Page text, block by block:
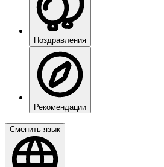
Поздравления
Рекомендации
Сменить язык